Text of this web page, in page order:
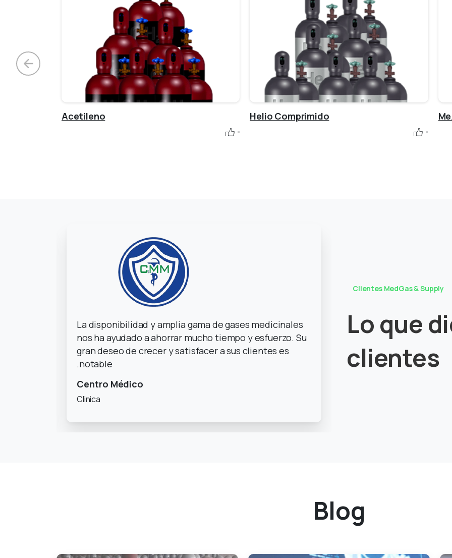
Acetileno
-
Helio Comprimido
-
La disponibilidad y amplia gama de gases medicinales
nos ha ayudado a ahorrar mucho tiempo y esfuerzo. Su
gran deseo de crecer y satisfacer a sus clientes es
notable.
Centro Médico
Clinica
Clientes MedGas & Supply
Lo que
clientes
Blog